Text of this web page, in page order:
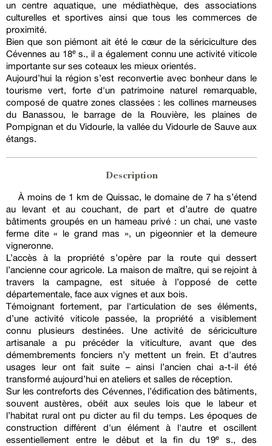
un centre aquatique, une médiathèque, des associations
culturelles et sportives ainsi que tous les commerces de
proximité.
Bien que son piémont ait été le cœur de la sériciculture des
Cévennes au 18ᵉ s., il a également connu une activité viticole
importante sur ses coteaux les mieux orientés.
Aujourd’hui la région s’est reconvertie avec bonheur dans le
tourisme vert, forte d'un patrimoine naturel remarquable,
composé de quatre zones classées : les collines marneuses
du Banassou, le barrage de la Rouvière, les plaines de
Pompignan et du Vidourle, la vallée du Vidourle de Sauve aux
étangs.
Description
À moins de 1 km de Quissac, le domaine de 7 ha s’étend
au levant et au couchant, de part et d’autre de quatre
bâtiments groupés en un hameau privé : un chai, une vaste
ferme dite « le grand mas », un pigeonnier et la demeure
vigneronne.
L’accès à la propriété s’opère par la route qui dessert
l’ancienne cour agricole. La maison de maître, qui se rejoint à
travers la campagne, est située à l’opposé de cette
départementale, face aux vignes et aux bois.
Témoignant fortement, par l'articulation de ses éléments,
d’une activité viticole passée, la propriété a visiblement
connu plusieurs destinées. Une activité de sériciculture
artisanale a pu précéder la viticulture, avant que des
démembrements fonciers n’y mettent un frein. Et d'autres
usages leur ont fait suite – ainsi l’ancien chai a-t-il été
transformé aujourd’hui en ateliers et salles de réception.
Sur les contreforts des Cévennes, l’édification des bâtiments,
souvent austères, obéit aux seules lois que le labeur et
l’habitat rural ont pu dicter au fil du temps. Les époques de
construction différent d'un élément à l'autre et oscillent
essentiellement entre le début et la fin du 19ᵉ s., des